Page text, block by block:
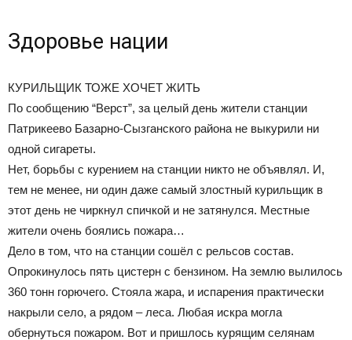
Здоровье нации
КУРИЛЬЩИК ТОЖЕ ХОЧЕТ ЖИТЬ
По сообщению “Верст”, за целый день жители станции
Патрикеево Базарно-Сызганского района не выкурили ни
одной сигареты.
Нет, борьбы с курением на станции никто не объявлял. И,
тем не менее, ни один даже самый злостный курильщик в
этот день не чиркнул спичкой и не затянулся. Местные
жители очень боялись пожара…
Дело в том, что на станции сошёл с рельсов состав.
Опрокинулось пять цистерн с бензином. На землю вылилось
360 тонн горючего. Стояла жара, и испарения практически
накрыли село, а рядом – леса. Любая искра могла
обернуться пожаром. Вот и пришлось курящим селянам